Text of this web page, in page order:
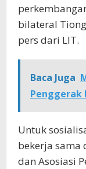
bilateral
pers dari LIT.
Baca Juga
Penggerak
Untuk
bekerja sama
dan Asosiasi